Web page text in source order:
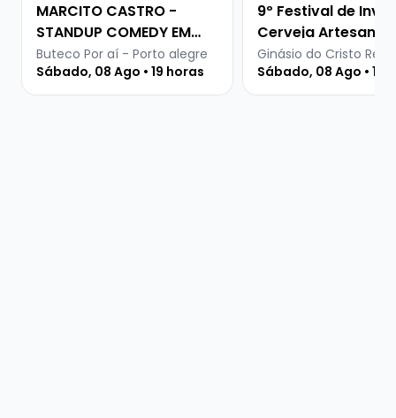
MARCITO CASTRO -
STANDUP COMEDY EM
PORTO ALEGRE
Buteco Por aí - Porto alegre
Sábado, 08 Ago • 19 horas
9º Festival de
Cerveja Artesanal
Ginásio do Cristo Rei -
Sábado, 08 Ago • 15